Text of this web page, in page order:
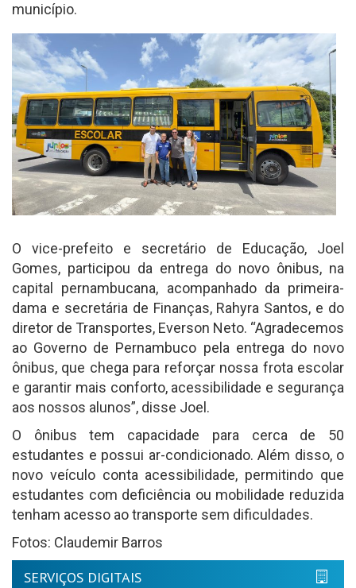
município.
O vice-prefeito e secretário de Educação, Joel
Gomes, participou da entrega do novo ônibus, na
capital pernambucana, acompanhado da primeira-
dama e secretária de Finanças, Rahyra Santos, e do
diretor de Transportes, Everson Neto. “Agradecemos
ao Governo de Pernambuco pela entrega do novo
ônibus, que chega para reforçar nossa frota escolar
e garantir mais conforto, acessibilidade e segurança
aos nossos alunos”, disse Joel.
O ônibus tem capacidade para cerca de 50
estudantes e possui ar-condicionado. Além disso, o
novo veículo conta acessibilidade, permitindo que
estudantes com deficiência ou mobilidade reduzida
tenham acesso ao transporte sem dificuldades.
Fotos: Claudemir Barros
SERVIÇOS DIGITAIS